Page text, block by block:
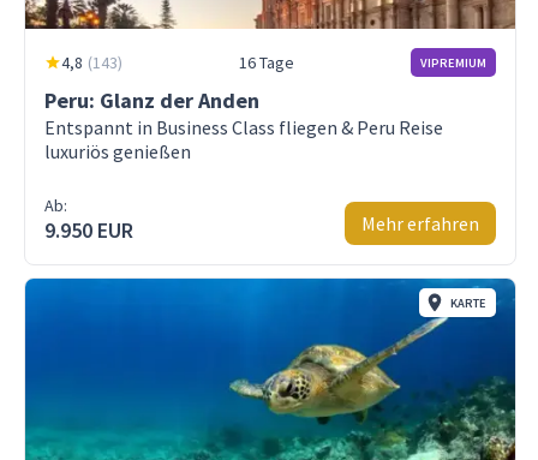
4,8 (143) 16 Tage VIPREMIUM
Peru: Glanz der Anden
Entspannt in Business Class fliegen & Peru Reise
luxuriös genießen
Ab:
9.950 EUR Mehr erfahren
KARTE